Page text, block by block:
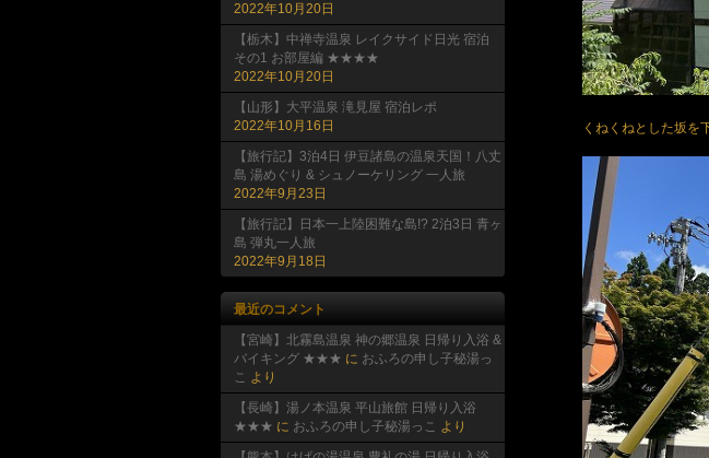
くねくねとした坂を
2022年10月20日
【栃木】中禅寺温泉 レイクサイド日光 宿泊
その1 お部屋編 ★★★★
2022年10月20日
【山形】大平温泉 滝見屋 宿泊レポ
2022年10月16日
【旅行記】3泊4日 伊豆諸島の温泉天国！八丈
島 湯めぐり & シュノーケリング 一人旅
2022年9月23日
【旅行記】日本一上陸困難な島!? 2泊3日 青ヶ
島 弾丸一人旅
2022年9月18日
最近のコメント
【宮崎】北霧島温泉 神の郷温泉 日帰り入浴 &
バイキング ★★★ に おふろの申し子秘湯っ
こ より
【長崎】湯ノ本温泉 平山旅館 日帰り入浴
★★★ に おふろの申し子秘湯っこ より